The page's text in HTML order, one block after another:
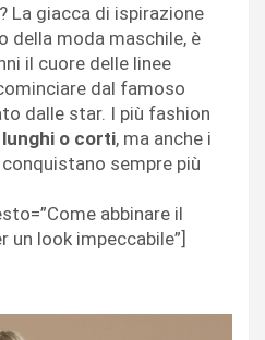
? La giacca di ispirazione
della moda maschile, è
il cuore delle linee
dal famoso
dalle star. I più fashion
o corti, ma anche i
sempre più
abbinare il
un look impeccabile”]